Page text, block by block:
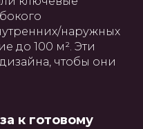
наружных
до 100 м². Эти
чтобы они
к готовому